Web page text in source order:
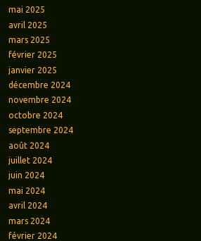
mai 2025
avril 2025
mars 2025
février 2025
janvier 2025
décembre 2024
novembre 2024
octobre 2024
septembre 2024
août 2024
juillet 2024
juin 2024
mai 2024
avril 2024
mars 2024
février 2024